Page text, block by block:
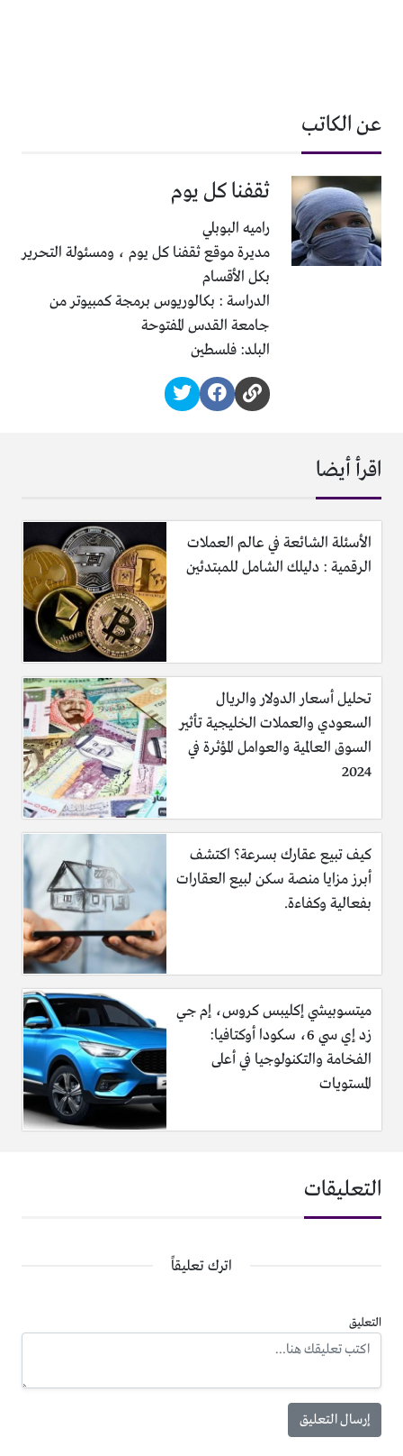
عن الكاتب
ثقفنا كل يوم
راميه البوبلي
مديرة موقع ثقفنا كل يوم ، ومسئولة التحرير
بكل الأقسام
الدراسة : بكالوريوس برمجة كمبيوتر من
جامعة القدس المفتوحة
البلد: فلسطين
اقرأ أيضا
الأسئلة الشائعة في عالم العملات
الرقمية : دليلك الشامل للمبتدئين
تحليل أسعار الدولار والريال
السعودي والعملات الخليجية تأثير
السوق العالمية والعوامل المؤثرة في
2024
كيف تبيع عقارك بسرعة؟ اكتشف
أبرز مزايا منصة سكن لبيع العقارات
بفعالية وكفاءة.
ميتسوبيشي إكليبس كروس، إم جي
زد إي سي 6، سكودا أوكتافيا:
الفخامة والتكنولوجيا في أعلى
المستويات
التعليقات
اترك تعليقاً
التعليق